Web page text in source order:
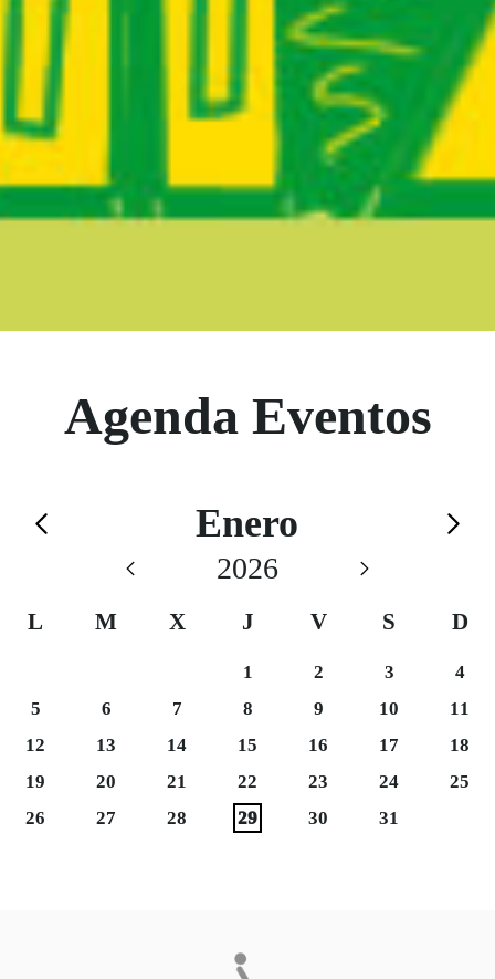
Agenda Eventos
Calendario de Enero
Saltar el calendario
Enero
2026
L M X J V S D
1 2 Sábado 3
3
4
5
Martes 6
6 7 8 9 10
11
12
13 14 15 16 Sábado 17
17
18
19
Martes 20
20 21 22 23 Sábado 24
24
25
26
Martes 27
27 28 29 30 31